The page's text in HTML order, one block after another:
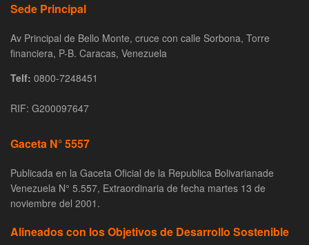
Sede Principal
Av Principal de Bello Monte, cruce con calle Sorbona, Torre
financiera, P-B. Caracas, Venezuela
Telf: 0800-7248451
RIF: G200097647
Gaceta N° 5557
Publicada en la Gaceta Oficial de la Republica Bolivarianade
Venezuela N° 5.557, Extraordinaria de fecha martes 13 de
noviembre del 2001.
Alineados con los Objetivos de Desarrollo Sostenible